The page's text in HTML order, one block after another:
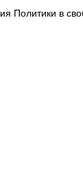
Политики в